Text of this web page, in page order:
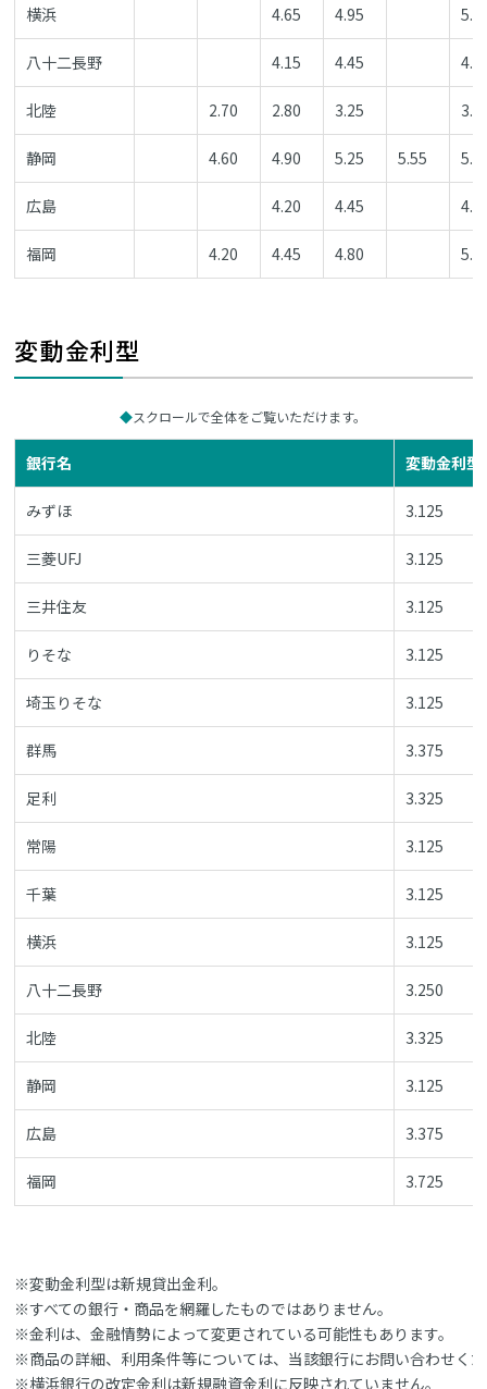
横浜 4.65 4.95
八十二長野 4.15 4.45
北陸 2.70 2.80 3.25
静岡 4.60 4.90 5.25 5.55
広島 4.20 4.45
福岡 4.20 4.45 4.80
変動金利型
スクロールで全体をご覧いただけます。
銀行名 変動金利型
みずほ 3.125
三菱UFJ 3.125
三井住友 3.125
りそな 3.125
埼玉りそな 3.125
群馬 3.375
足利 3.325
常陽 3.125
千葉 3.125
横浜 3.125
八十二長野 3.250
北陸 3.325
静岡 3.125
広島 3.375
福岡 3.725
※変動金利型は新規貸出金利。
※すべての銀行・商品を網羅したものではありません。
※金利は、金融情勢によって変更されている可能性もあります。
※商品の詳細、利用条件等については、当該銀行にお問い合わせく
※横浜銀行の改定金利は新規融資金利に反映されていません。